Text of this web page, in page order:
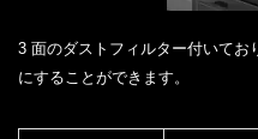
3 面のダストフィルター付いてお
にすることができます。